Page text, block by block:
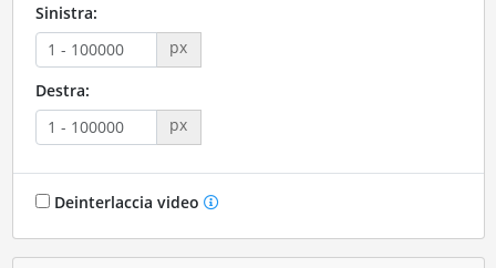
Sinistra:
px
Destra:
px
Deinterlaccia video